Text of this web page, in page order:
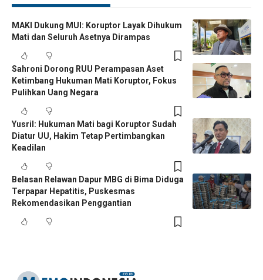
MAKI Dukung MUI: Koruptor Layak Dihukum
Mati dan Seluruh Asetnya Dirampas
Sahroni Dorong RUU Perampasan Aset
Ketimbang Hukuman Mati Koruptor, Fokus
Pulihkan Uang Negara
Yusril: Hukuman Mati bagi Koruptor Sudah
Diatur UU, Hakim Tetap Pertimbangkan
Keadilan
Belasan Relawan Dapur MBG di Bima Diduga
Terpapar Hepatitis, Puskesmas
Rekomendasikan Penggantian